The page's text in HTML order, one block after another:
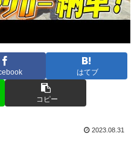
はてブ
コピー
2023.08.31